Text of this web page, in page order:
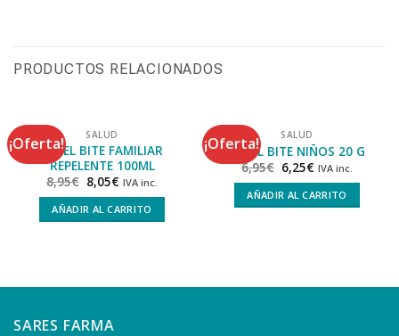
PRODUCTOS RELACIONADOS
¡Oferta! SALUD
REPEL BITE FAMILIAR
REPELENTE 100ML
8,95€ 8,05€ IVA inc.
AÑADIR AL CARRITO
¡Oferta! SALUD
REPEL BITE NIÑOS 20 G
6,95€ 6,25€ IVA inc.
AÑADIR AL CARRITO
SARES FARMA